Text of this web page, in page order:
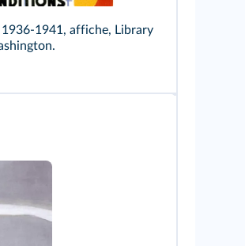
1936-1941, affiche, Library